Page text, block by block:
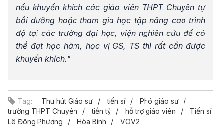
nếu khuyến khích các giáo viên THPT Chuyên tự
bồi dưỡng hoặc tham gia học tập nâng cao trình
độ tại các trường đại học, viện nghiên cứu để có
thể đạt học hàm, học vị GS, TS thì rất cần được
khuyến khích."
Tag: Thu hút Giáo sư tiến sĩ
Phó giáo sư
trường THPT Chuyên
tiền tỷ hỗ trợ giáo viên
Tiến sĩ
Lê Đông Phương
Hòa Bình VOV2